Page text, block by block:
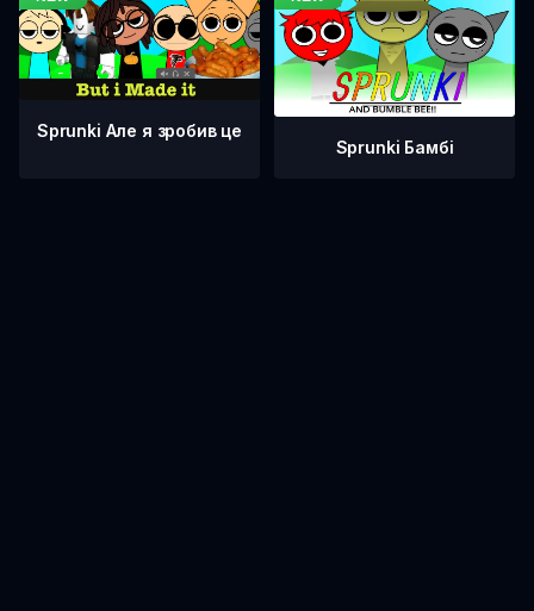
Sprunki Але я зробив це
Sprunki Бамбі